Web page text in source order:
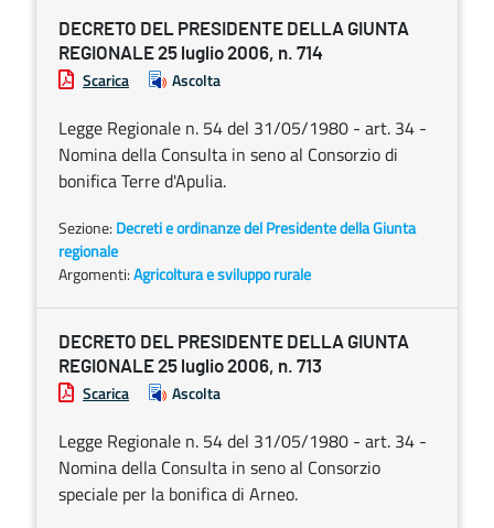
DECRETO DEL PRESIDENTE DELLA GIUNTA
REGIONALE 25 luglio 2006, n. 714
Scarica Ascolta
Legge Regionale n. 54 del 31/05/1980 - art. 34 -
Nomina della Consulta in seno al Consorzio di
bonifica Terre d'Apulia.
Sezione: Decreti e ordinanze del Presidente della Giunta
regionale
Argomenti:Agricoltura e sviluppo rurale
DECRETO DEL PRESIDENTE DELLA GIUNTA
REGIONALE 25 luglio 2006, n. 713
Scarica Ascolta
Legge Regionale n. 54 del 31/05/1980 - art. 34 -
Nomina della Consulta in seno al Consorzio
speciale per la bonifica di Arneo.